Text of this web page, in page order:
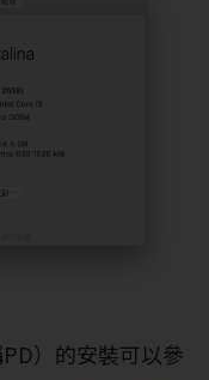
）的安裝可以參